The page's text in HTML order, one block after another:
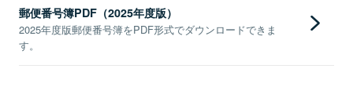
郵便番号簿PDF（2025年度版）
2025年度版郵便番号簿をPDF形式でダウンロードできま
す。